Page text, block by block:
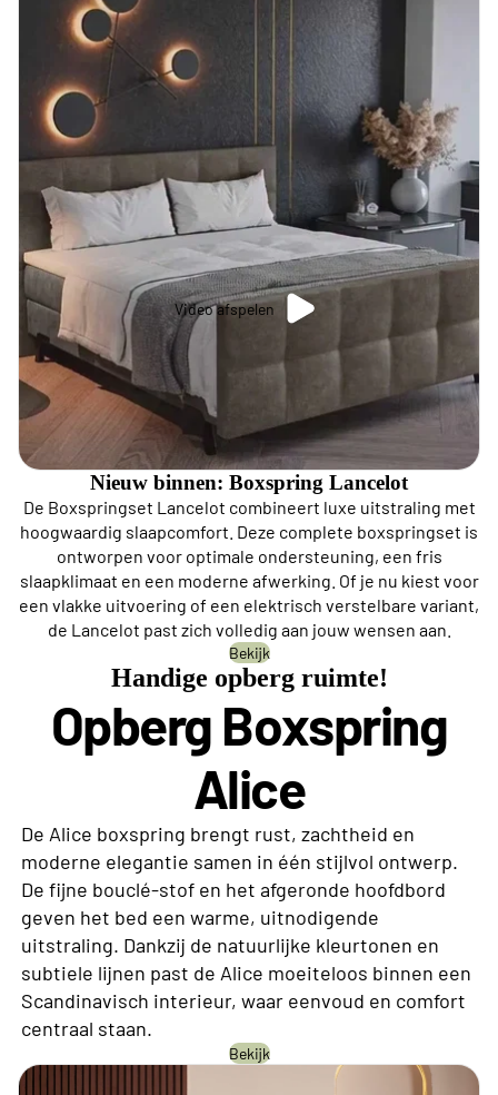
Video afspelen
Nieuw binnen: Boxspring Lancelot
De Boxspringset Lancelot combineert luxe uitstraling met
hoogwaardig slaapcomfort. Deze complete boxspringset is
ontworpen voor optimale ondersteuning, een fris
slaapklimaat en een moderne afwerking. Of je nu kiest voor
een vlakke uitvoering of een elektrisch verstelbare variant,
de Lancelot past zich volledig aan jouw wensen aan.
Bekijk
Handige opberg ruimte!
Opberg Boxspring
Alice
De Alice boxspring brengt rust, zachtheid en
moderne elegantie samen in één stijlvol ontwerp.
De fijne bouclé-stof en het afgeronde hoofdbord
geven het bed een warme, uitnodigende
uitstraling. Dankzij de natuurlijke kleurtonen en
subtiele lijnen past de Alice moeiteloos binnen een
Scandinavisch interieur, waar eenvoud en comfort
centraal staan.
Bekijk